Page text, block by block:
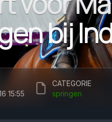
bij
15:55
CATEGORIE
springen